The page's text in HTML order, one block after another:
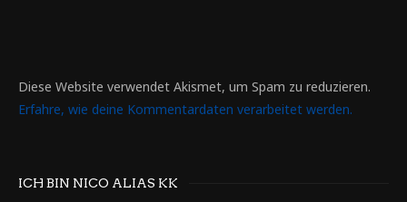
Diese Website verwendet Akismet, um Spam zu reduzieren.
Erfahre, wie deine Kommentardaten verarbeitet werden.
ICH BIN NICO ALIAS KK